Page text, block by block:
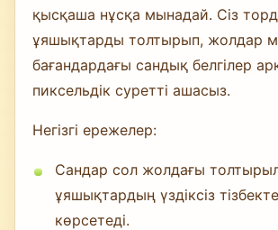
қысқаша нұсқа мынадай. Сіз
ұяшықтарды толтырып, жолдар
бағандардағы сандық белгілер
пиксельдік суретті ашасыз.
Негізгі ережелер:
Сандар сол жолдағы
ұяшықтардың үздіксіз
көрсетеді.